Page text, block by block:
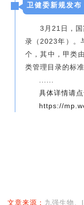
卫健委新规发
3月21日，
录（2023年）。
个，其中，甲类
类管理目录的标
具体详情请
https://
文章来源： 九强生物